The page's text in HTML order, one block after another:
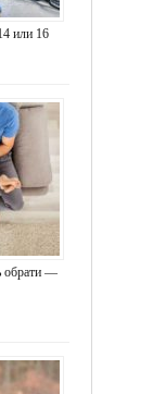
или 16
обрати —